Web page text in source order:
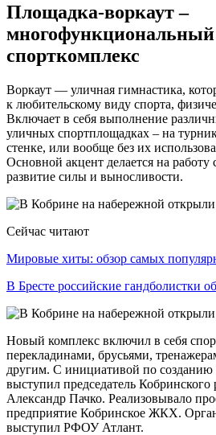
Площадка-воркаут –
спорткомплекс
Воркаут — уличная гимнастика,
к любительскому виду спорта,
Включает в себя выполнение
уличных спортплощадках – на
стенке, или вообще без их
Основной акцент делается на
развитие силы и выносливости.
Сейчас читают
Мировые хиты: обзор самых
В Бресте российские гандболистки
Новый комплекс включил в себя
перекладинами, брусьями,
другим. С инициативой по созданию
выступил председатель Кобринского
Александр Пачко. Реализовывало
предприятие Кобринское ЖКХ.
выступил РФОУ Атлант.